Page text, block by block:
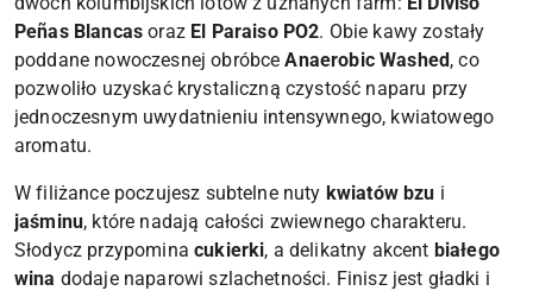
Peñas Blancas oraz El Paraiso PO2. Obie kawy zostały
poddane nowoczesnej obróbceAnaerobic Washed , co
pozwoliło uzyskać krystaliczną czystość naparu przy
jednoczesnym uwydatnieniu intensywnego, kwiatowego
aromatu.
W filiżance poczujesz subtelne nuty kwiatów bzu i
jaśminu, które nadają całości zwiewnego charakteru.
Słodycz przypominacukierki, a delikatny akcent białego
wina dodaje naparowi szlachetności. Finisz jest gładki i